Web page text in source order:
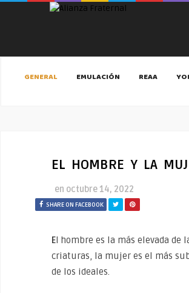
GENERAL EMULACIÓN REAA
EL HOMBRE Y LA
en octubre 14, 2022
SHARE ON FACEBOOK
El hombre es la más elevada de
criaturas, la mujer es el más
de los ideales.